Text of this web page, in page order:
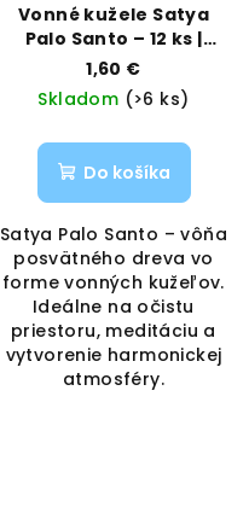
Vonné kužele Satya
Palo Santo – 12 ks |
Posvätné drevo pre
očistu | Vaporama
1,60 €
Skladom (>6 ks)
Do košíka
Satya Palo Santo – vôňa
posvätného dreva vo
forme vonných kužeľov.
Ideálne na očistu
priestoru, meditáciu a
vytvorenie harmonickej
atmosféry.